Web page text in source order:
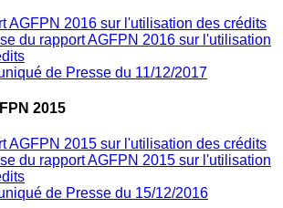
AGFPN 2016 sur l'utilisation des crédits
du rapport AGFPN 2016 sur l'utilisation
de Presse du 11/12/2017
2015
AGFPN 2015 sur l'utilisation des crédits
du rapport AGFPN 2015 sur l'utilisation
de Presse du 15/12/2016